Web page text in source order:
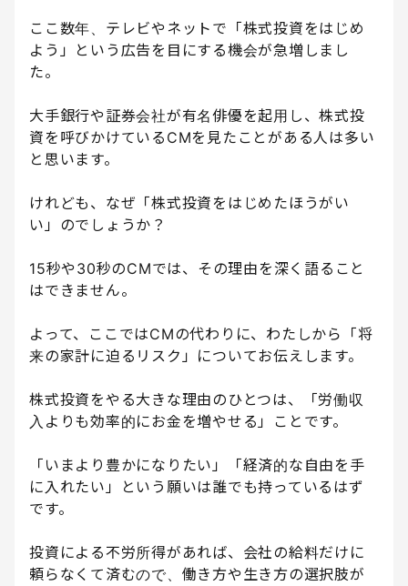
ここ数年、テレビやネットで「株式投資をはじめ
よう」という広告を目にする機会が急増しまし
た。
大手銀行や証券会社が有名俳優を起用し、株式投
資を呼びかけているCMを見たことがある人は多い
と思います。
けれども、なぜ「株式投資をはじめたほうがい
い」のでしょうか？
15秒や30秒のCMでは、その理由を深く語ること
はできません。
よって、ここではCMの代わりに、わたしから「将
来の家計に迫るリスク」についてお伝えします。
株式投資をやる大きな理由のひとつは、「労働収
入よりも効率的にお金を増やせる」ことです。
「いまより豊かになりたい」「経済的な自由を手
に入れたい」という願いは誰でも持っているはず
です。
投資による不労所得があれば、会社の給料だけに
頼らなくて済むので、働き方や生き方の選択肢が